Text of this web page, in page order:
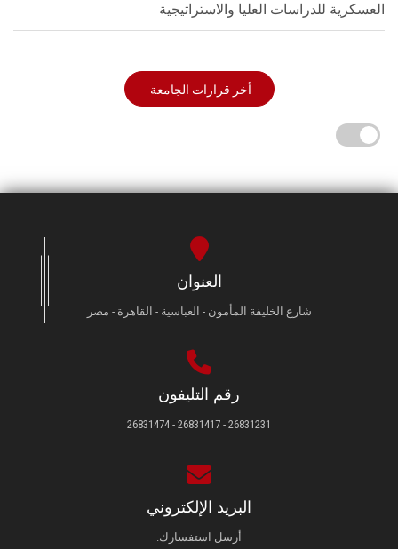
العسكرية للدراسات العليا والاستراتيجية
أخر قرارات الجامعة
العنوان
شارع الخليفة المأمون - العباسية - القاهرة - مصر
رقم التليفون
26831231 - 26831417 - 26831474
البريد الإلكتروني
أرسل استفسارك.